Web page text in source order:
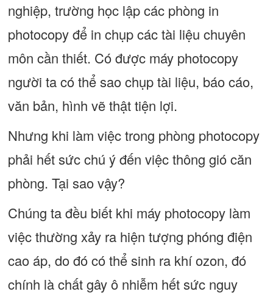
nghiệp, trường học lập các phòng in
photocopy để in chụp các tài liệu chuyên
môn cần thiết. Có được máy photocopy
người ta có thể sao chụp tài liệu, báo cáo,
văn bản, hình vẽ thật tiện lợi.
Nhưng khi làm việc trong phòng photocopy
phải hết sức chú ý đến việc thông gió căn
phòng. Tại sao vậy?
Chúng ta đều biết khi máy photocopy làm
việc thường xảy ra hiện tượng phóng điện
cao áp, do đó có thể sinh ra khí ozon, đó
chính là chất gây ô nhiễm hết sức nguy